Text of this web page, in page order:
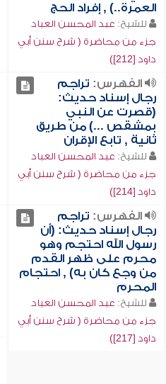
العمرة..) , إفراد الحج
للشيخ: عبد المحسن العباد
جزء من محاضرة ( شرح سنن أبي
داود [212])
الفهرس: تراجم
رجال إسناد حديث:
(قصرت عن النبي
بمشقص ...) من طريق
ثانية , تابع الإقران
للشيخ: عبد المحسن العباد
جزء من محاضرة ( شرح سنن أبي
داود [214])
الفهرس: تراجم
رجال إسناد حديث: (أن
رسول الله احتجم وهو
محرم على ظهر القدم
من وجع كان به) , احتجام
المحرم
للشيخ: عبد المحسن العباد
جزء من محاضرة ( شرح سنن أبي
داود [217])